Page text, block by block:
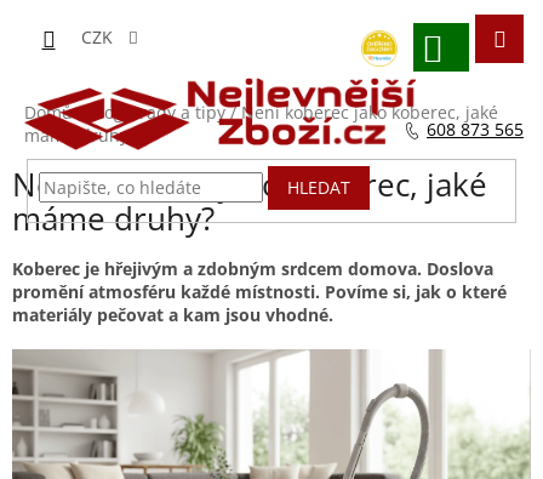
obsah
CZK
HLEDAT
NÁKUPNÍ
KOŠÍK
Domů / Blog - rady a tipy / Není koberec jako koberec, jaké
máme druhy?
Není koberec jako koberec, jaké
máme druhy?
Koberec je hřejivým a zdobným srdcem domova. Doslova
promění atmosféru každé místnosti. Povíme si, jak o které
materiály pečovat a kam jsou vhodné.
608 873 565